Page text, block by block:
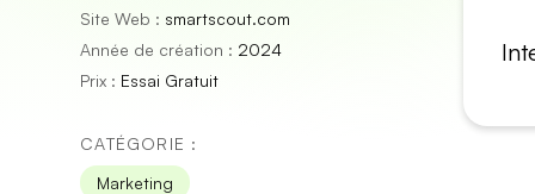
Site Web : smartscout.com
Année de création : 2024
Prix : Essai Gratuit
CATÉGORIE :
Marketing